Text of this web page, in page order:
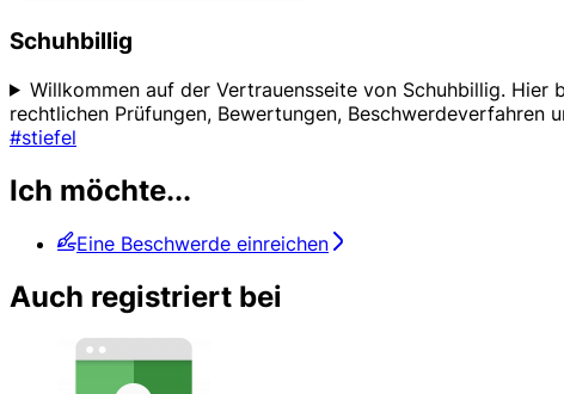
Schuhbillig
Willkommen auf der Vertrauensseite von Schuhbillig.
rechtlichen Prüfungen, Bewertungen,
#stiefel
Ich möchte...
Eine Beschwerde einreichen
Auch registriert bei